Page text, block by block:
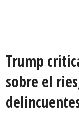
Trump
sobre el